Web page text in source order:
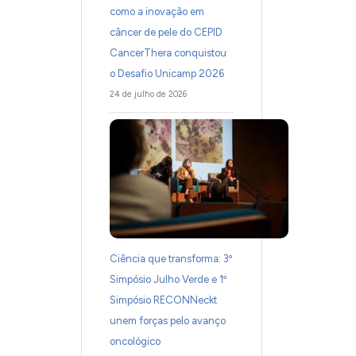
como a inovação em
câncer de pele do CEPID
CancerThera conquistou
o Desafio Unicamp 2026
24 de julho de 2026
Ciência que transforma: 3º
Simpósio Julho Verde e 1º
Simpósio RECONNeckt
unem forças pelo avanço
oncológico